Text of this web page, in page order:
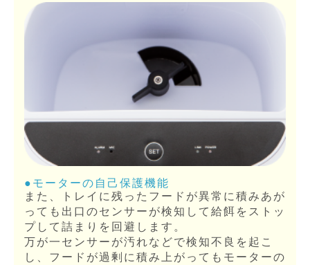
●モーターの自己保護機能
また、トレイに残ったフードが異常に積みあが
っても出口のセンサーが検知して給餌をストッ
プして詰まりを回避します。
万が一センサーが汚れなどで検知不良を起こ
し、フードが過剰に積み上がってもモーターの